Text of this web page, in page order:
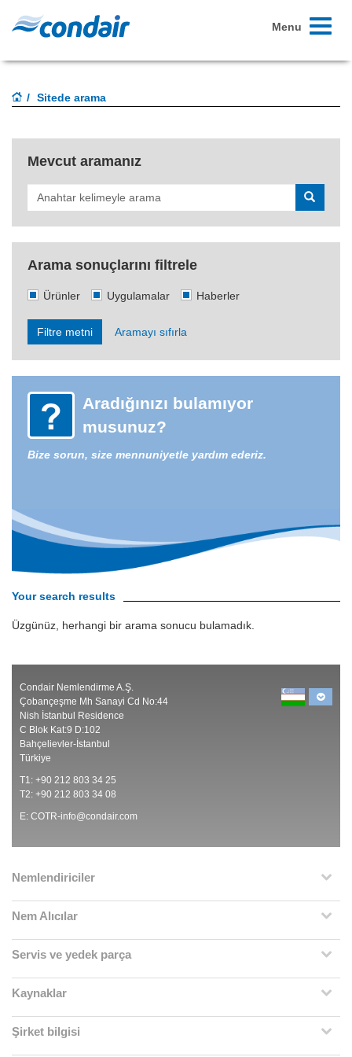
Toggle
Menu
Sitede arama
Mevcut aramanız
Search
Arama sonuçlarını filtrele
Ürünler Uygulamalar Haberler
Filtre metni Aramayı sıfırla
Aradığınızı bulamıyor
musunuz?
Bize sorun, size mennuniyetle yardım ederiz.
Your search results
Üzgünüz, herhangi bir arama sonucu bulamadık.
Condair Nemlendirme A.Ş.
Çobançeşme Mh Sanayi Cd No:44
Nish İstanbul Residence
C Blok Kat:9 D:102
Bahçelievler-İstanbul
Türkiye
T1: +90 212 803 34 25
T2: +90 212 803 34 08
E: COTR-info@condair.com
Nemlendiriciler
Nem Alıcılar
Servis ve yedek parça
Kaynaklar
Şirket bilgisi